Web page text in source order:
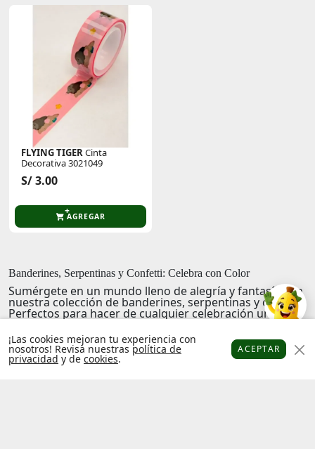
FLYING TIGERCinta
Decorativa 3021049
S/ 3.00
AGREGAR
Banderines, Serpentinas y Confetti: Celebra con Color
Sumérgete en un mundo lleno de alegría y fantasía con
nuestra colección de banderines, serpentinas y confetti.
Perfectos para hacer de cualquier celebración un
añadir un toque festivo y vibrante a tus fiestas.
Nuestros banderines son símbolos de alegría y
emoción, perfectos para decorar cualquier espacio y
Platanitos Favoritos
¡Las cookies mejoran tu experiencia con
nosotros! Revisa nuestras política de
privacidad y de cookies.
ACEPTAR